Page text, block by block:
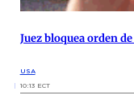
Juez bloquea orden
USA
10:13 ECT